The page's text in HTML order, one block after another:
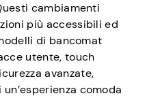
cambiamenti
più accessibili ed
di bancomat
utente, touch
avanzate,
comoda